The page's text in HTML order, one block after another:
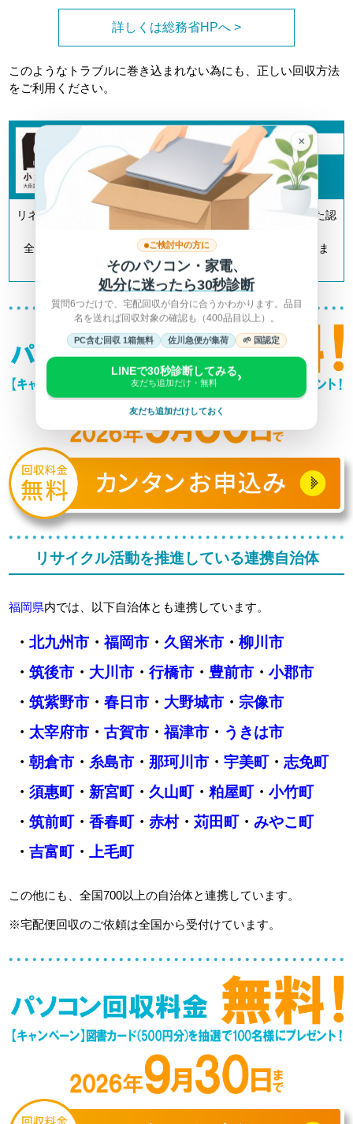
詳しくは総務省HPへ >
このようなトラブルに巻き込まれない為にも、正しい回収方法
をご利用ください。
リネットジャパンは「小型家電リサイクル法」の認定を受けた認
定事業者です。
全国700以上の自治体とも連携してリサイクルを推進していま
す。
リサイクル活動を推進している連携自治体
福岡県内では、以下自治体とも連携しています。
・ 北九州市・福岡市・ 久留米市・ 柳川市
・ 筑後市・ 大川市・ 行橋市・ 豊前市・ 小郡市
・ 筑紫野市・ 春日市・ 大野城市・ 宗像市
・ 太宰府市・ 古賀市・福津市・ うきは市
・ 朝倉市・ 糸島市・ 那珂川市・ 宇美町・ 志免町
・ 須惠町・ 新宮町・ 久山町・ 粕屋町・ 小竹町
・ 筑前町・ 香春町・ 赤村・ 苅田町・ みやこ町
・ 吉富町・ 上毛町
この他にも、全国700以上の自治体と連携しています。
※宅配便回収のご依頼は全国から受付けています。
×
ご検討中の方に
そのパソコン・家電、
処分に迷ったら30秒診断
質問6つだけで、宅配回収が自分に合うかわかります。品目
名を送れば回収対象の確認も（400品目以上）。
PC含む回収 1箱無料 佐川急便が集荷 🌱 国認定
LINEで30秒診断してみる
友だち追加だけ・無料 ›
友だち追加だけしておく